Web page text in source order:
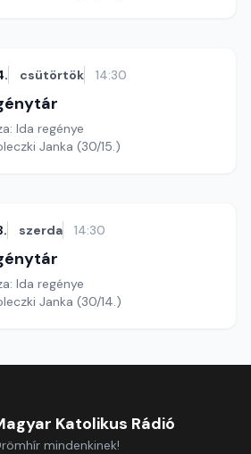
csütörtök 14:30
Ida regénye
Janka (30/15.)
szerda 14:30
Ida regénye
Janka (30/14.)
Katolikus Rádió
mindenkinek!